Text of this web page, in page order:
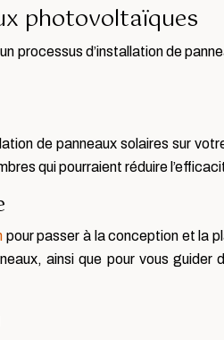
photovoltaïques
processus d’installation de
de panneaux solaires sur
qui pourraient réduire
pour passer à la conception et la
ainsi que pour vous